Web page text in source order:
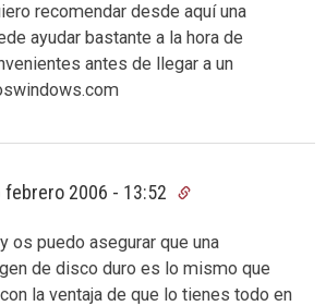
recomendar desde aquí una
ayudar bastante a la hora de
antes de llegar a un
febrero 2006 - 13:52
os puedo asegurar que una
de disco duro es lo mismo que
la ventaja de que lo tienes todo en